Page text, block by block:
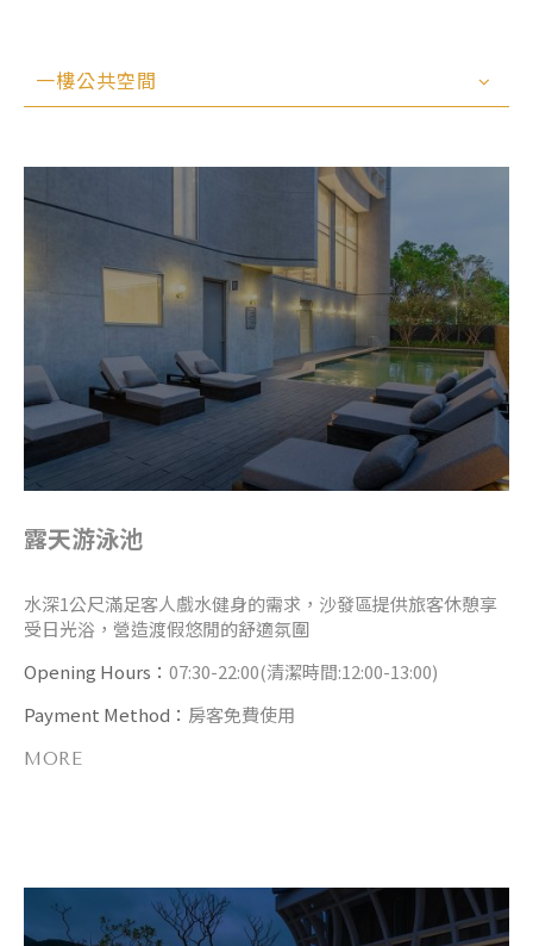
一樓公共空間
露天游泳池
水深1公尺滿足客人戲水健身的需求，沙發區提供旅客休憩享
受日光浴，營造渡假悠閒的舒適氛圍
Opening Hours： 07:30-22:00(清潔時間:12:00-13:00)
Payment Method： 房客免費使用
MORE